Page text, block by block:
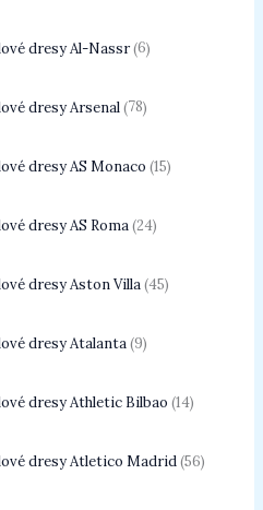
dresy Al-Nassr 6
dresy Arsenal 78
dresy AS Monaco 15
dresy AS Roma 24
dresy Aston Villa 45
dresy Atalanta 9
dresy Athletic Bilbao 14
dresy Atletico Madrid 56